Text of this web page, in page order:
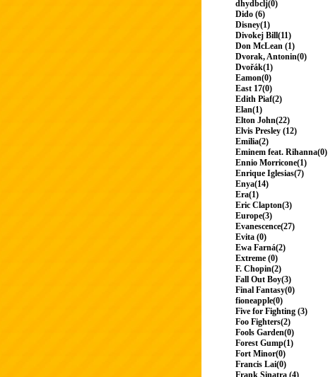
dhydbclj(0)
Dido (6)
Disney(1)
Divokej Bill(11)
Don McLean (1)
Dvorak, Antonin(0)
Dvořák(1)
Eamon(0)
East 17(0)
Edith Piaf(2)
Elan(1)
Elton John(22)
Elvis Presley (12)
Emilia(2)
Eminem feat. Rihanna(0)
Ennio Morricone(1)
Enrique Iglesias(7)
Enya(14)
Era(1)
Eric Clapton(3)
Europe(3)
Evanescence(27)
Evita (0)
Ewa Farná(2)
Extreme (0)
F. Chopin(2)
Fall Out Boy(3)
Final Fantasy(0)
fioneapple(0)
Five for Fighting (3)
Foo Fighters(2)
Fools Garden(0)
Forest Gump(1)
Fort Minor(0)
Francis Lai(0)
Frank Sinatra (4)